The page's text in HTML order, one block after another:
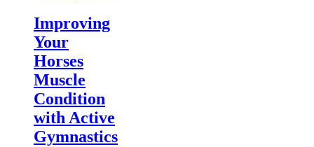
Improving
Your
Horses
Muscle
Condition
with Active
Gymnastics